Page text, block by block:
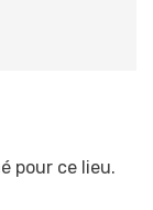
pour ce lieu.